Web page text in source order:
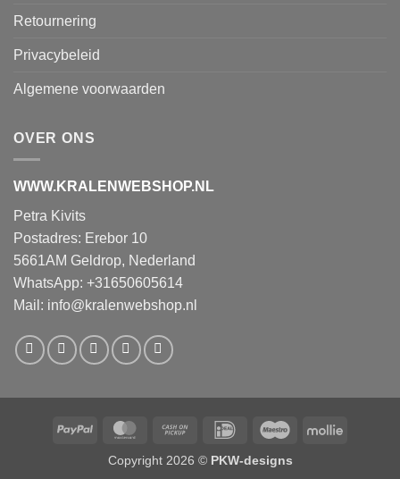
Retournering
Privacybeleid
Algemene voorwaarden
OVER ONS
WWW.KRALENWEBSHOP.NL
Petra Kivits
Postadres: Erebor 10
5661AM Geldrop, Nederland
WhatsApp: +31650605614
Mail: info@kralenwebshop.nl
PayPal MasterCardCash
Pickup
IDeal Maestro Mollie
Copyright 2026 © PKW-designs